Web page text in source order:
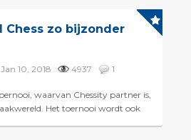
Chess zo bijzonder
10, 2018 4937 1
waarvan Chessity partner is,
Het toernooi wordt ook